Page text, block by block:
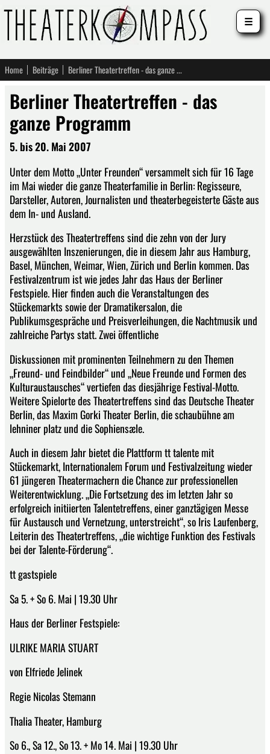
Home Beiträge Berliner Theatertreffen - das ganze Programm
Berliner Theatertreffen - das
ganze Programm
5. bis 20. Mai 2007
Unter dem Motto „Unter Freunden“ versammelt sich für 16 Tage
im Mai wieder die ganze Theaterfamilie in Berlin: Regisseure,
Darsteller, Autoren, Journalisten und theaterbegeisterte Gäste aus
dem In- und Ausland.
Herzstück des Theatertreffens sind die zehn von der Jury
ausgewählten Inszenierungen, die in diesem Jahr aus Hamburg,
Basel, München, Weimar, Wien, Zürich und Berlin kommen. Das
Festivalzentrum ist wie jedes Jahr das Haus der Berliner
Festspiele. Hier finden auch die Veranstaltungen des
Stückemarkts sowie der Dramatikersalon, die
Publikumsgespräche und Preisverleihungen, die Nachtmusik und
zahlreiche Partys statt. Zwei öffentliche
Diskussionen mit prominenten Teilnehmern zu den Themen
„Freund- und Feindbilder“ und „Neue Freunde und Formen des
Kulturaustausches“ vertiefen das diesjährige Festival-Motto.
Weitere Spielorte des Theatertreffens sind das Deutsche Theater
Berlin, das Maxim Gorki Theater Berlin, die schaubühne am
lehniner platz und die Sophiensæle.
Auch in diesem Jahr bietet die Plattform tt talente mit
Stückemarkt, Internationalem Forum und Festivalzeitung wieder
61 jüngeren Theatermachern die Chance zur professionellen
Weiterentwicklung. „Die Fortsetzung des im letzten Jahr so
erfolgreich initiierten Talentetreffens, einer ganztägigen Messe
für Austausch und Vernetzung, unterstreicht“, so Iris Laufenberg,
Leiterin des Theatertreffens, „die wichtige Funktion des Festivals
bei der Talente-Förderung“.
tt gastspiele
Sa 5. + So 6. Mai | 19.30 Uhr
Haus der Berliner Festspiele:
ULRIKE MARIA STUART
von Elfriede Jelinek
Regie Nicolas Stemann
Thalia Theater, Hamburg
So 6., Sa 12., So 13. + Mo 14. Mai | 19.30 Uhr
☰